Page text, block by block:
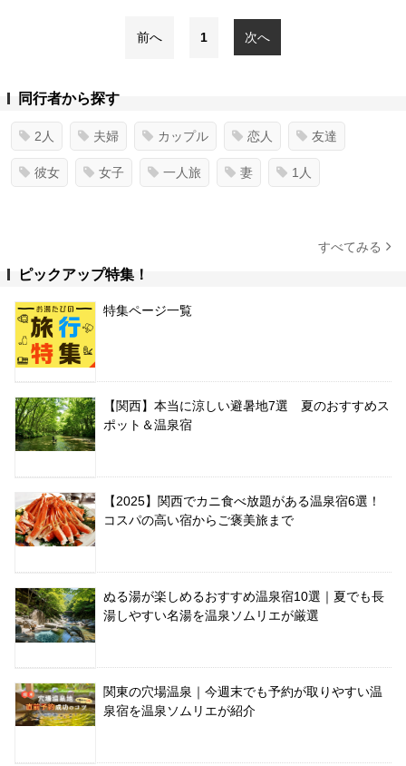
前へ 1 次へ
同行者から探す
2人 夫婦 カップル 恋人 友達
彼女 女子 一人旅 妻 1人
すべてみる
ピックアップ特集！
特集ページ一覧
【関西】本当に涼しい避暑地7選 夏のおすすめス
ポット＆温泉宿
【2025】関西でカニ食べ放題がある温泉宿6選！
コスパの高い宿からご褒美旅まで
ぬる湯が楽しめるおすすめ温泉宿10選｜夏でも長
湯しやすい名湯を温泉ソムリエが厳選
関東の穴場温泉｜今週末でも予約が取りやすい温
泉宿を温泉ソムリエが紹介